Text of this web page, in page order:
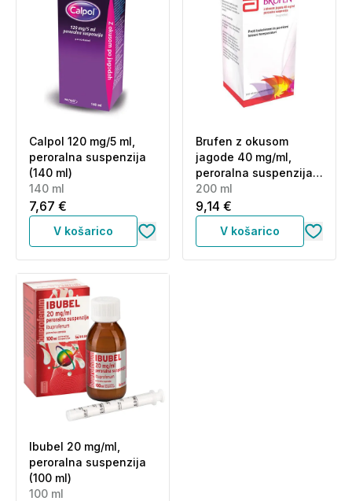
Calpol 120 mg/5 ml,
peroralna suspenzija
(140 ml)
140 ml
7,67 €
V košarico
Brufen z okusom
jagode 40 mg/ml,
peroralna suspenzija
(200 ml)
200 ml
9,14 €
V košarico
Ibubel 20 mg/ml,
peroralna suspenzija
(100 ml)
100 ml